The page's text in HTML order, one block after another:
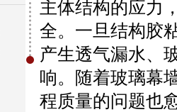
主体结构的应力
全。一旦结构胶
产生透气漏水、
响。随着玻璃幕
程质量的问题也